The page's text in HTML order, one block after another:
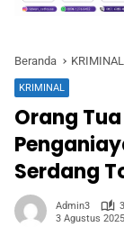
Beranda KRIMINAL
KRIMINAL
Orang
Serdang
Admin3
3 Agustus 2025